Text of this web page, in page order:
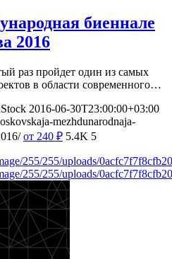
биеннале
2016
раз пройдет один из самых
в области современного…
2016-06-30T23:00:00+03:00
mezhdunarodnaja-
от 240 ₽ 5.4K 5
255/255/uploads/
255/255/uploads/